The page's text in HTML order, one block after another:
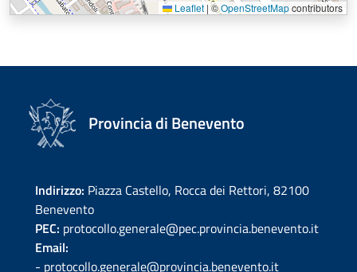
Leaflet |©OpenStreetMapcontributors
Provincia di Benevento
Indirizzo: Piazza Castello, Rocca dei Rettori, 82100
Benevento
PEC: protocollo.generale@pec.provincia.benevento.it
Email:
- protocollo.generale@provincia.benevento.it